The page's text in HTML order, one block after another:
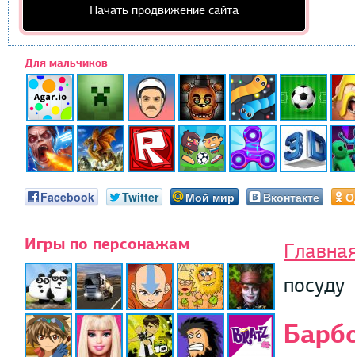
Начать продвижение сайта
Для мальчиков
Facebook Twitter Мой мир Вконтакте
Игры по персонажам
посуду